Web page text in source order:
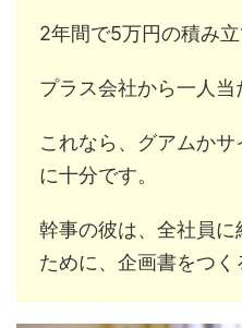
2年間で5万円の積み立
プラス会社から一人当
これなら、グアムか
に十分です。
幹事の彼は、全社員に
ために、企画書をつく